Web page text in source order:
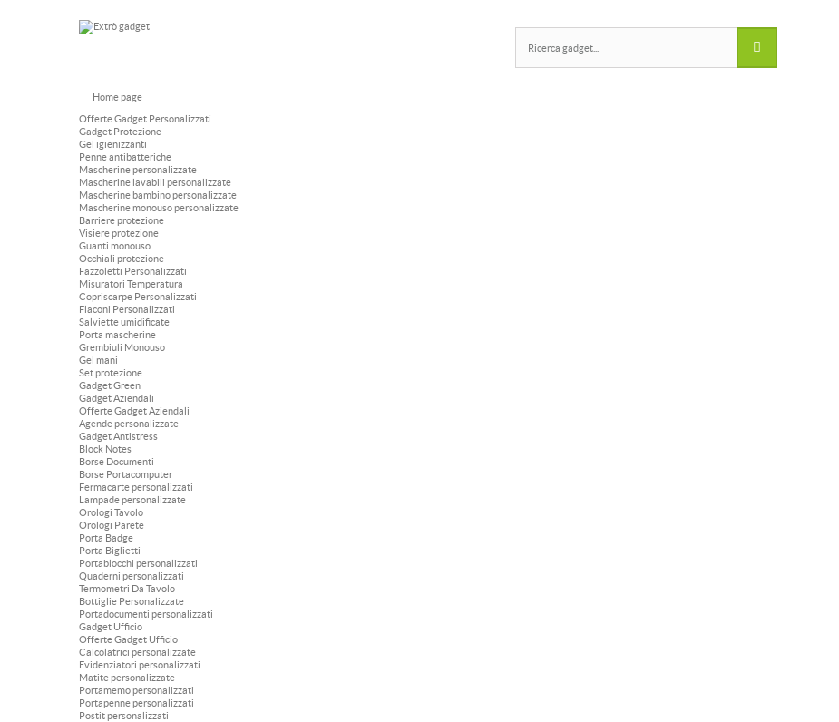
Home page
Offerte Gadget Personalizzati
Gadget Protezione
Gel igienizzanti
Penne antibatteriche
Mascherine personalizzate
Mascherine lavabili personalizzate
Mascherine bambino personalizzate
Mascherine monouso personalizzate
Barriere protezione
Visiere protezione
Guanti monouso
Occhiali protezione
Fazzoletti Personalizzati
Misuratori Temperatura
Copriscarpe Personalizzati
Flaconi Personalizzati
Salviette umidificate
Porta mascherine
Grembiuli Monouso
Gel mani
Set protezione
Gadget Green
Gadget Aziendali
Offerte Gadget Aziendali
Agende personalizzate
Gadget Antistress
Block Notes
Borse Documenti
Borse Portacomputer
Fermacarte personalizzati
Lampade personalizzate
Orologi Tavolo
Orologi Parete
Porta Badge
Porta Biglietti
Portablocchi personalizzati
Quaderni personalizzati
Termometri Da Tavolo
Bottiglie Personalizzate
Portadocumenti personalizzati
Gadget Ufficio
Offerte Gadget Ufficio
Calcolatrici personalizzate
Evidenziatori personalizzati
Matite personalizzate
Portamemo personalizzati
Portapenne personalizzati
Postit personalizzati